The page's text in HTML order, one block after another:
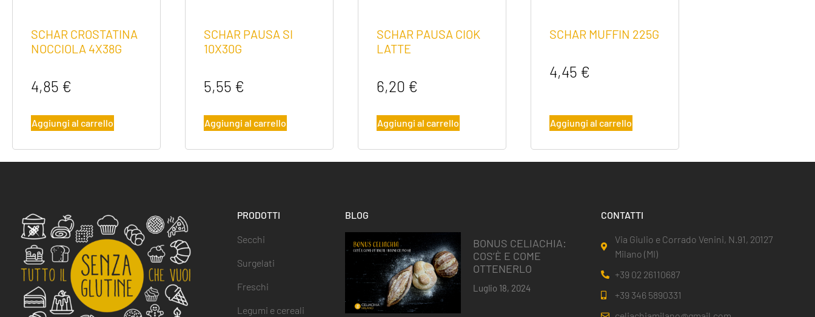
SCHAR CROSTATINA
NOCCIOLA 4X38G
4,85 €
Aggiungi al carrello
SCHAR PAUSA SI
10X30G
5,55 €
Aggiungi al carrello
SCHAR PAUSA CIOK
LATTE
6,20 €
Aggiungi al carrello
SCHAR MUFFIN 225G
4,45 €
Aggiungi al carrello
PRODOTTI
Secchi
Surgelati
Freschi
Legumi e cereali
BLOG
BONUS CELIACHIA:
COS’È E COME
OTTENERLO
Luglio 18, 2024
CONTATTI
Via Giulio e Corrado Venini, N.91, 20127
Milano (MI)
+39 02 26110687
+39 346 5890331